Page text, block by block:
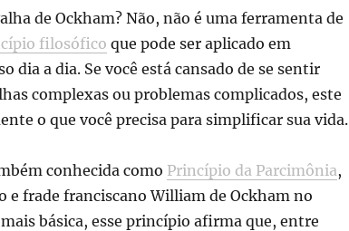
de Ockham? Não, não é uma ferramenta de
filosófico que pode ser aplicado em
dia a dia. Se você está cansado de se sentir
complexas ou problemas complicados, este
o que você precisa para simplificar sua vida.
conhecida como Princípio da Parcimônia,
frade franciscano William de Ockham no
básica, esse princípio afirma que, entre